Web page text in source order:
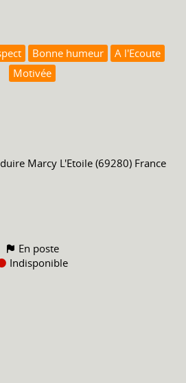
Bonne humeur
A l'Ecoute
Motivée
Marcy L'Etoile (69280) France
En poste
Indisponible